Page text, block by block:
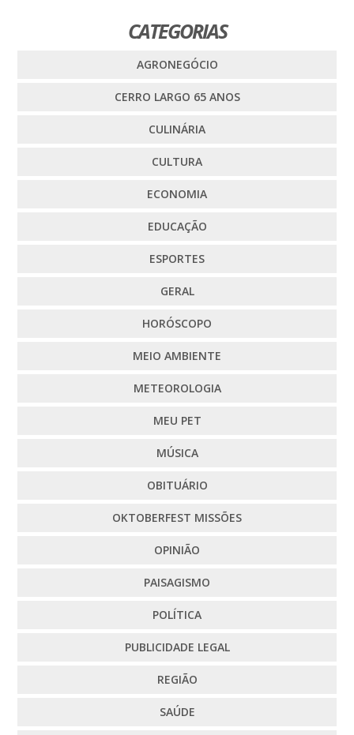
CATEGORIAS
AGRONEGÓCIO
CERRO LARGO 65 ANOS
CULINÁRIA
CULTURA
ECONOMIA
EDUCAÇÃO
ESPORTES
GERAL
HORÓSCOPO
MEIO AMBIENTE
METEOROLOGIA
MEU PET
MÚSICA
OBITUÁRIO
OKTOBERFEST MISSÕES
OPINIÃO
PAISAGISMO
POLÍTICA
PUBLICIDADE LEGAL
REGIÃO
SAÚDE